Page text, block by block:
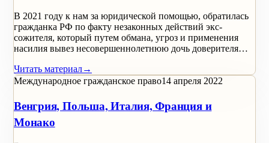
В 2021 году к нам за юридической помощью, обратилась
гражданка РФ по факту незаконных действий экс-
сожителя, который путем обмана, угроз и применения
насилия вывез несовершеннолетнюю дочь доверителя…
Читать материал→
Международное гражданское право14 апреля 2022
Венгрия, Польша, Италия, Франция и
Монако